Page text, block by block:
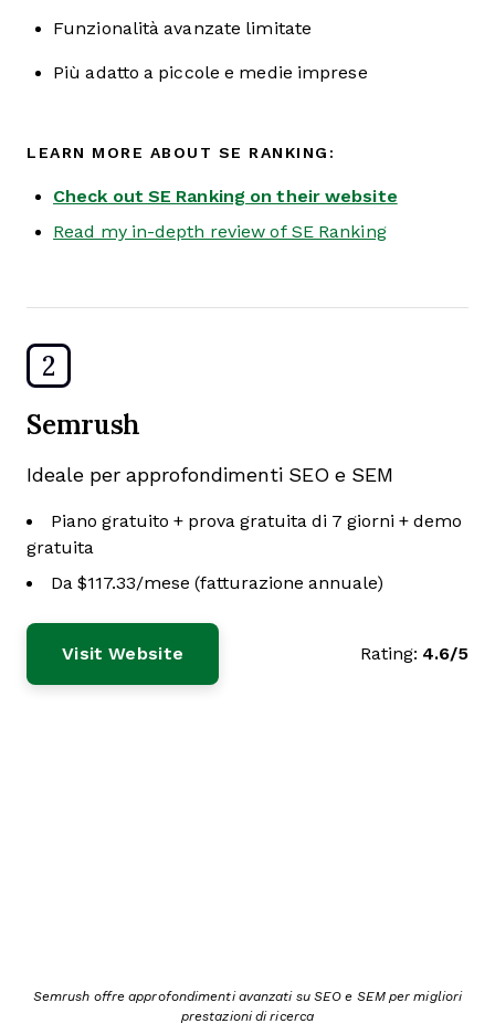
Funzionalità avanzate limitate
Più adatto a piccole e medie imprese
LEARN MORE ABOUT SE RANKING:
Check out SE Ranking on their website
Read my in-depth review of SE Ranking
2
Semrush
Ideale per approfondimenti SEO e SEM
Piano gratuito + prova gratuita di 7 giorni + demo
gratuita
Da $117.33/mese (fatturazione annuale)
Visit Website Rating: 4.6/5
Semrush offre approfondimenti avanzati su SEO e SEM per migliori
prestazioni di ricerca